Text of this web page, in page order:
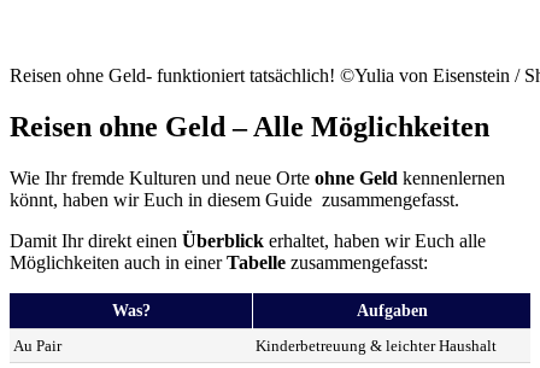
Reisen ohne Geld- funktioniert tatsächlich! ©Yulia von Eisenstein /
Reisen ohne Geld – Alle Möglichkeiten
Wie Ihr fremde Kulturen und neue Orte ohne Geld kennenlernen
könnt, haben wir Euch in diesem Guide zusammengefasst.
Damit Ihr direkt einen Überblick erhaltet, haben wir Euch alle
Möglichkeiten auch in einerTabelle zusammengefasst:
Was?
Aufgaben
Au Pair
Kinderbetreuung & leichter Haushalt